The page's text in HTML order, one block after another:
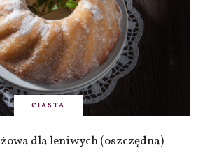
CIASTA
dla leniwych (oszczędna)